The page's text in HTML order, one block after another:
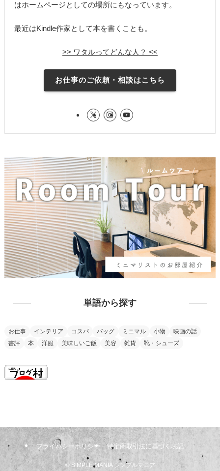
はホームページとしての場所にもなっています。
最近はKindle作家として本を書くことも。
>> ワタルってどんな人？ <<
お仕事のご依頼・相談はこちら
単語から探す
お仕事 インテリア コスパ バッグ ミニマル 小物
映画の話
書評
本 洋服 美味しいご飯 美容 雑貨 靴・シューズ
プライバシーポリシー 特定商取引法に基づく表記
©SIMPLE MANIA シンプルマニア